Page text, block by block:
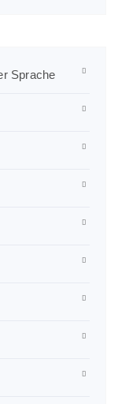
Sprache